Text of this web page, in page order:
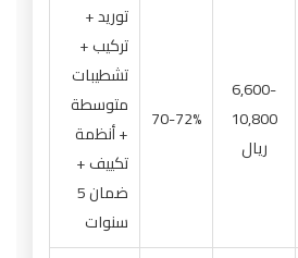
6,600-
10,800
ريال
70-72%
توريد +
تركيب +
تشطيبات
متوسطة
+ أنظمة
تكييف +
ضمان 5
سنوات